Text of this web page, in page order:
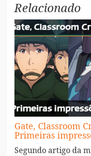
Relacionado
Gate, Classroom
Primeiras
Segundo artigo da